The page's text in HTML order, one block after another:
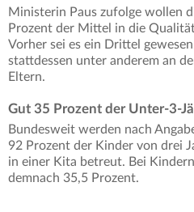
Ministerin Paus zufolge wollen
Prozent der Mittel in die
Vorher sei es ein Drittel
stattdessen unter anderem an
Eltern.
Gut 35 Prozent der Unter-3-
Bundesweit werden nach
92 Prozent der Kinder von drei
in einer Kita betreut. Bei
demnach 35,5 Prozent.